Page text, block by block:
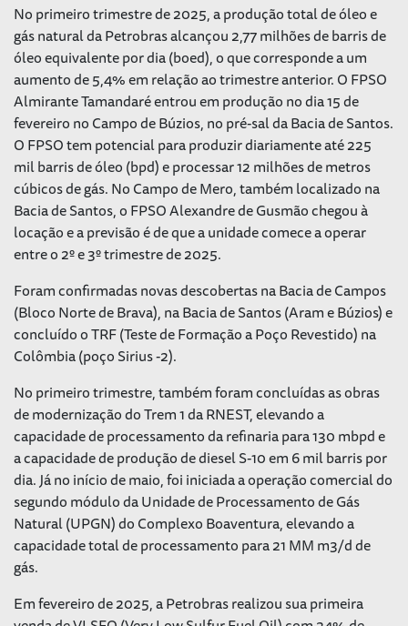
No primeiro trimestre de 2025, a produção total de óleo e
gás natural da Petrobras alcançou 2,77 milhões de barris de
óleo equivalente por dia (boed), o que corresponde a um
aumento de 5,4% em relação ao trimestre anterior. O FPSO
Almirante Tamandaré entrou em produção no dia 15 de
fevereiro no Campo de Búzios, no pré-sal da Bacia de Santos.
O FPSO tem potencial para produzir diariamente até 225
mil barris de óleo (bpd) e processar 12 milhões de metros
cúbicos de gás. No Campo de Mero, também localizado na
Bacia de Santos, o FPSO Alexandre de Gusmão chegou à
locação e a previsão é de que a unidade comece a operar
entre o 2º e 3º trimestre de 2025.
Foram confirmadas novas descobertas na Bacia de Campos
(Bloco Norte de Brava), na Bacia de Santos (Aram e Búzios) e
concluído o TRF (Teste de Formação a Poço Revestido) na
Colômbia (poço Sirius -2).
No primeiro trimestre, também foram concluídas as obras
de modernização do Trem 1 da RNEST, elevando a
capacidade de processamento da refinaria para 130 mbpd e
a capacidade de produção de diesel S-10 em 6 mil barris por
dia. Já no início de maio, foi iniciada a operação comercial do
segundo módulo da Unidade de Processamento de Gás
Natural (UPGN) do Complexo Boaventura, elevando a
capacidade total de processamento para 21 MM m3/d de
gás.
Em fevereiro de 2025, a Petrobras realizou sua primeira